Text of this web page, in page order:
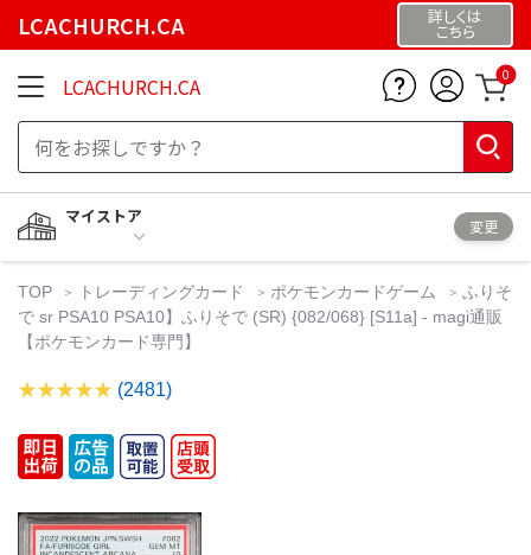
LCACHURCH.CA 詳しくは
こちら
LCACHURCH.CA 0
マイストア
変更
TOP トレーディングカード ポケモンカードゲーム
ふりそ
で sr PSA10 PSA10】ふりそで (SR) {082/068} [S11a] - magi通販
【ポケモンカード専門】
(2481)